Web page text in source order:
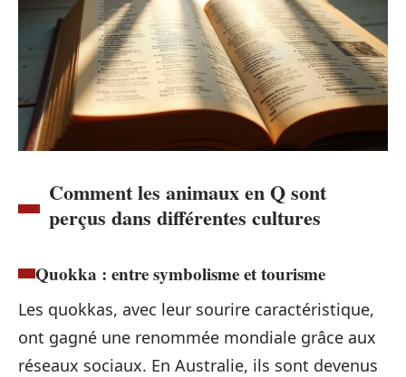
Comment les animaux en Q sont
perçus dans différentes cultures
Quokka : entre symbolisme et tourisme
Les quokkas, avec leur sourire caractéristique,
ont gagné une renommée mondiale grâce aux
réseaux sociaux. En Australie, ils sont devenus